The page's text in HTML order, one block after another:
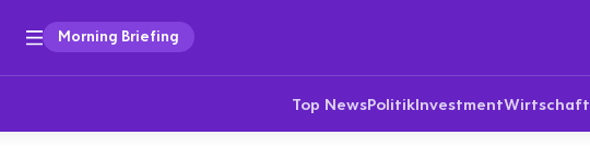
Morning Briefing
Top NewsPolitikInvestmentWirtschaft